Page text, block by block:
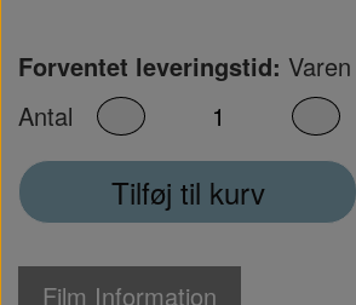
Forventet leveringstid:
Antal
Tilføj til kurv
Film Information